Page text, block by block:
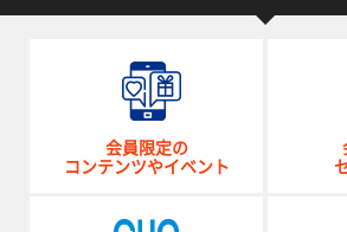
会員限定の
コンテンツやイベント